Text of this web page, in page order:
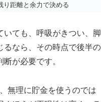
り距離と余力で決める
いても、呼吸がきつい、脚
るなら、その時点で後半の
が必要です。
無理に貯金を使うのでは